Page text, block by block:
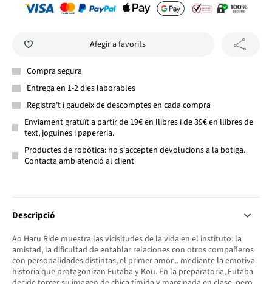
Afegir a favorits
Compra segura
Entrega en 1-2 dies laborables
Registra't i gaudeix de descomptes en cada compra
Enviament gratuït a partir de 19€ en llibres i de 39€ en llibres de
text, joguines i papereria.
Productes de robòtica: no s'accepten devolucions a la botiga.
Contacta amb atenció al client
Descripció
Ao Haru Ride muestra las vicisitudes de la vida en el instituto: la
amistad, la dificultad de entablar relaciones con otros compañeros
con personalidades distintas, el primer amor... mediante la emotiva
historia que protagonizan Futaba y Kou. En la preparatoria, Futaba